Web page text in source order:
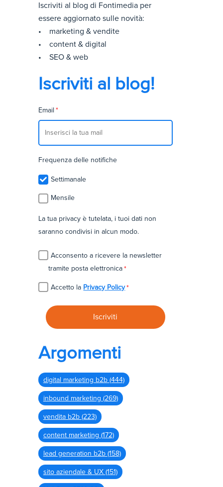
Iscriviti al blog di Fontimedia per
essere aggiornato sulle novità:
• marketing & vendite
• content & digital
• SEO & web
Iscriviti al blog!
Email *
Frequenza delle notifiche
Settimanale
Mensile
La tua privacy è tutelata, i tuoi dati non
saranno condivisi in alcun modo.
Acconsento a ricevere la newsletter
tramite posta elettronica*
Accetto la Privacy Policy*
Argomenti
digital marketing b2b (444)
inbound marketing (269)
vendita b2b (223)
content marketing (172)
lead generation b2b (158)
sito aziendale & UX (151)